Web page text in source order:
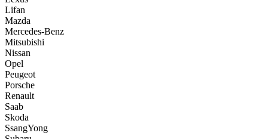
Lifan
Mazda
Mercedes-Benz
Mitsubishi
Nissan
Opel
Peugeot
Porsche
Renault
Saab
Skoda
SsangYong